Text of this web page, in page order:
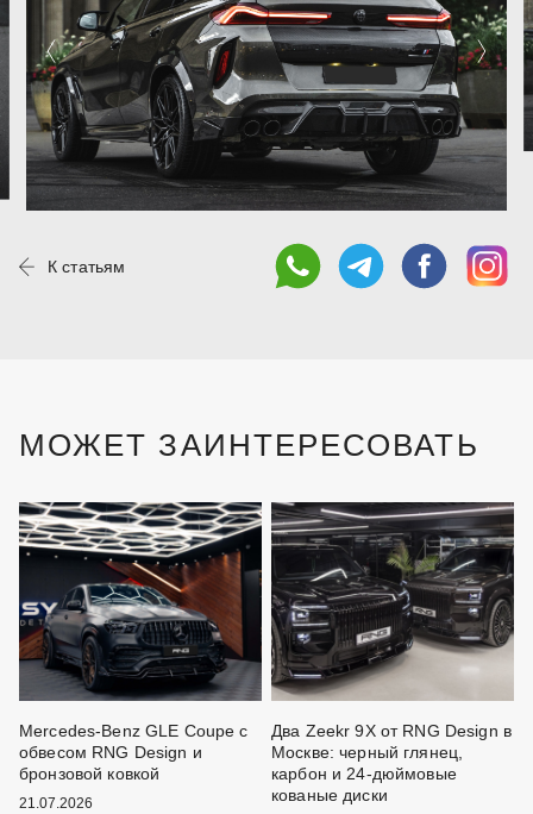
К статьям
МОЖЕТ ЗАИНТЕРЕСОВАТЬ
Mercedes-Benz GLE Coupe с
обвесом RNG Design и
бронзовой ковкой
21.07.2026
Два Zeekr 9X от RNG Design в
Москве: черный глянец,
карбон и 24-дюймовые
кованые диски